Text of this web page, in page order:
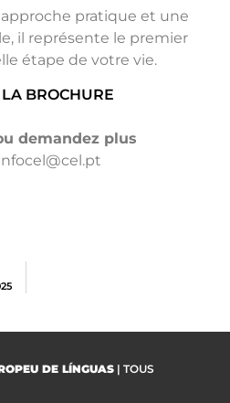
pratique et une
il représente le premier
étape de votre vie.
BROCHURE
demandez plus
DE LÍNGUAS | TOUS